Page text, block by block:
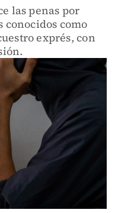
las penas por
conocidos como
exprés, con